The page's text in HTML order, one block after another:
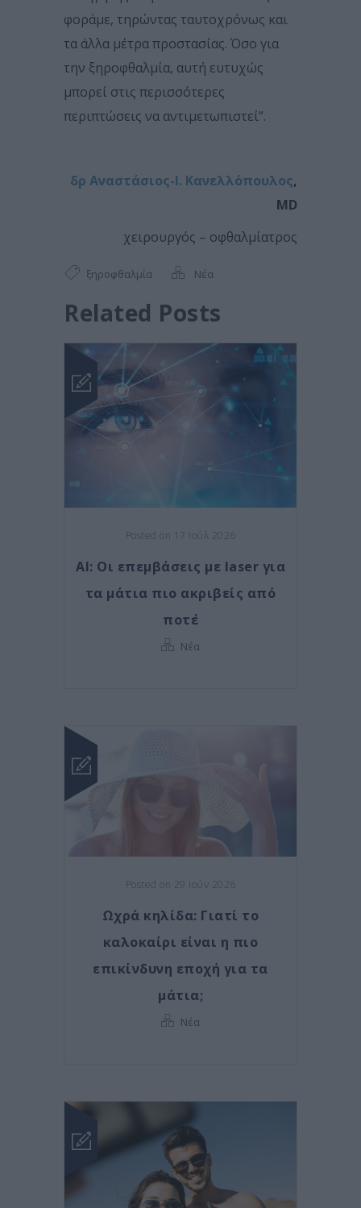
φοράμε, τηρώντας ταυτοχρόνως και
τα άλλα μέτρα προστασίας. Όσο για
την ξηροφθαλμία, αυτή ευτυχώς
μπορεί στις περισσότερες
περιπτώσεις να αντιμετωπιστεί”.
δρ Αναστάσιος-Ι. Κανελλόπουλος,
MD
χειρουργός – οφθαλμίατρος
ξηροφθαλμία Νέα
Related Posts
Posted on 17 Ιούλ 2026
AI: Οι επεμβάσεις με laser για
τα μάτια πιο ακριβείς από
ποτέ
Νέα
Posted on 29 Ιούν 2026
Ωχρά κηλίδα: Γιατί το
καλοκαίρι είναι η πιο
επικίνδυνη εποχή για τα
μάτια;
Νέα